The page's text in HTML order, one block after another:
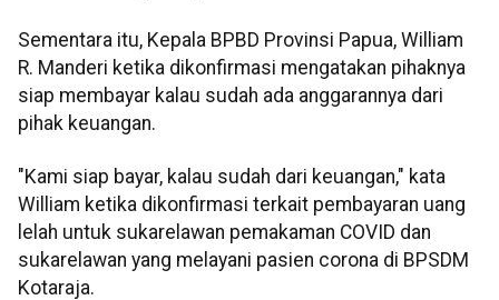
Sementara itu, Kepala BPBD Provinsi Papua, William
R. Manderi ketika dikonfirmasi mengatakan pihaknya
siap membayar kalau sudah ada anggarannya dari
pihak keuangan.
"Kami siap bayar, kalau sudah dari keuangan," kata
William ketika dikonfirmasi terkait pembayaran uang
lelah untuk sukarelawan pemakaman COVID dan
sukarelawan yang melayani pasien corona di BPSDM
Kotaraja.